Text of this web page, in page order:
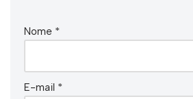
Nome *
E-mail *